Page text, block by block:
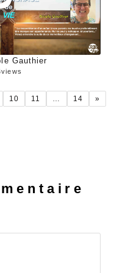
Gauthier
views
10 11 … 14 »